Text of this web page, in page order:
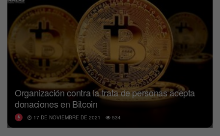
Organización contra la trata de personas acepta
donaciones en Bitcoin
17 DE NOVIEMBRE DE 2021 534